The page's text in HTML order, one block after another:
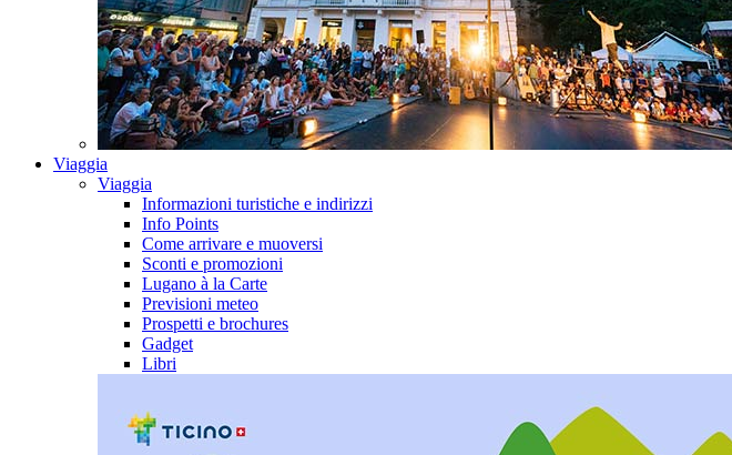
Viaggia
Viaggia
Informazioni turistiche e indirizzi
Info Points
Come arrivare e muoversi
Sconti e promozioni
Lugano à la Carte
Previsioni meteo
Prospetti e brochures
Gadget
Libri